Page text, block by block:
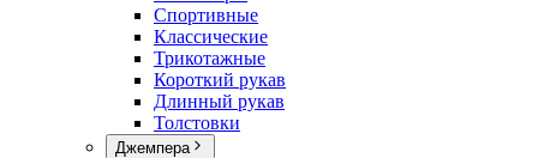
Спортивные
Классические
Трикотажные
Короткий рукав
Длинный рукав
Толстовки
Джемпера